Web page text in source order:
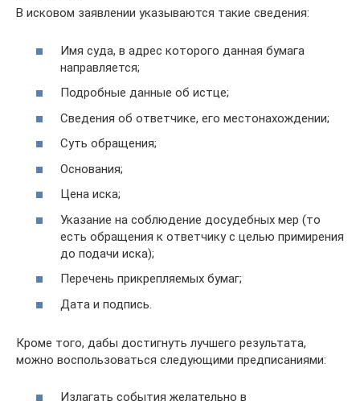
В исковом заявлении указываются такие сведения:
Имя суда, в адрес которого данная бумага
направляется;
Подробные данные об истце;
Сведения об ответчике, его местонахождении;
Суть обращения;
Основания;
Цена иска;
Указание на соблюдение досудебных мер (то
есть обращения к ответчику с целью примирения
до подачи иска);
Перечень прикрепляемых бумаг;
Дата и подпись.
Кроме того, дабы достигнуть лучшего результата,
можно воспользоваться следующими предписаниями:
Излагать события желательно в